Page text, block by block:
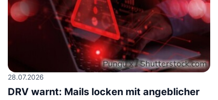
28.07.2026
DRV warnt: Mails locken mit angeblicher